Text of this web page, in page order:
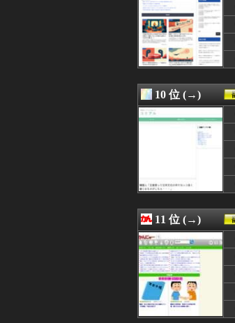
08/06 12:00
08/06 11:50
08/06 11:33
08/06 11:30
08/06 11:23
08/06 11:15
08/06 11:00
08/06 10:30
08/06 10:04
08/06 09:17
08/06 09:02
08/06 09:00
08/06 08:50
08/06 08:33
08/06 08:31
08/06 08:30
08/06 08:18
08/06 08:15
08/06 08:00
10 位 (→)
11 位 (→)